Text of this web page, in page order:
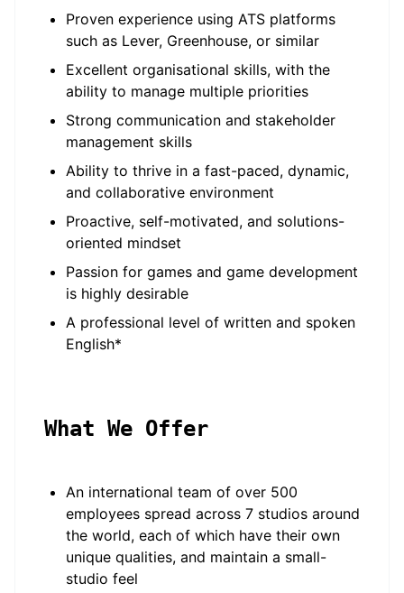
Proven experience using ATS platforms
such as Lever, Greenhouse, or similar
Excellent organisational skills, with the
ability to manage multiple priorities
Strong communication and stakeholder
management skills
Ability to thrive in a fast-paced, dynamic,
and collaborative environment
Proactive, self-motivated, and solutions-
oriented mindset
Passion for games and game development
is highly desirable
A professional level of written and spoken
English*
What We Offer
An international team of over 500
employees spread across 7 studios around
the world, each of which have their own
unique qualities, and maintain a small-
studio feel